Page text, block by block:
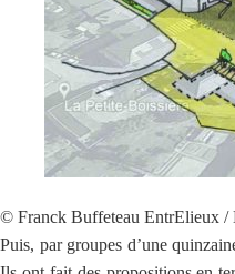
© Franck Buffeteau EntrElieux /
Puis, par groupes d’une